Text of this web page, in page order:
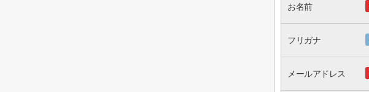
お名前
フリガナ
メールアドレス